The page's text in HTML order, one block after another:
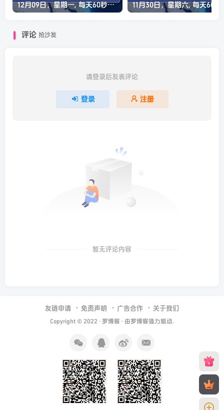
12月09日，星期一, 每天60秒读懂全世界！
评论 抢沙发
请登录后发表评论
登录 注册
暂无评论内容
友链申请 免责声明 广告合作 关于我们
Copyright © 2022 · 罗博客 · 由罗博客强力驱动.